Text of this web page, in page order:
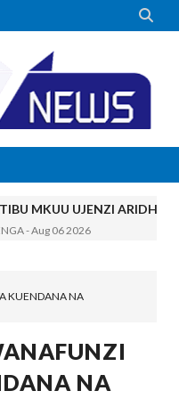

MKUU UJENZI
-Aug 06 2026
MAHUNDI ASHIRIKI
KUTOA ELIMU YA
05 2026
KUENDANA NA
NA